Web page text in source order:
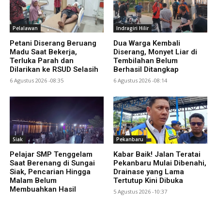
Pelalawan
Petani Diserang Beruang
Madu Saat Bekerja,
Terluka Parah dan
Dilarikan ke RSUD Selasih
6 Agustus 2026 -08:35
Indragiri Hilir
Dua Warga Kembali
Diserang, Monyet Liar di
Tembilahan Belum
Berhasil Ditangkap
6 Agustus 2026 -08:14
Siak
Pelajar SMP Tenggelam
Saat Berenang di Sungai
Siak, Pencarian Hingga
Malam Belum
Membuahkan Hasil
Pekanbaru
Kabar Baik! Jalan Teratai
Pekanbaru Mulai Dibenahi,
Drainase yang Lama
Tertutup Kini Dibuka
5 Agustus 2026 -10:37